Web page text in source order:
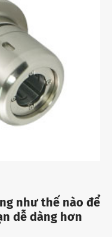
như thế nào để
dễ dàng hơn